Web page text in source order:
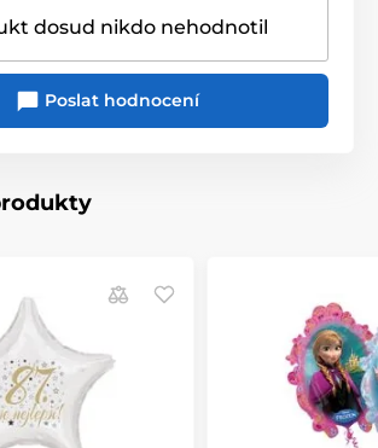
dosud nikdo nehodnotil
Poslat hodnocení